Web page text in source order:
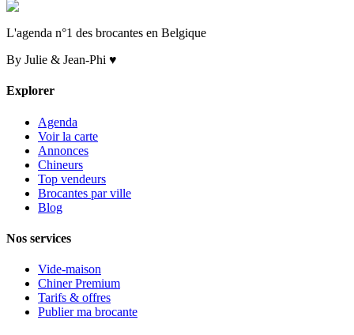
L'agenda n°1 des brocantes en Belgique
By Julie & Jean-Phi ♥
Explorer
Agenda
Voir la carte
Annonces
Chineurs
Top vendeurs
Brocantes par ville
Blog
Nos services
Vide-maison
Chiner Premium
Tarifs & offres
Publier ma brocante